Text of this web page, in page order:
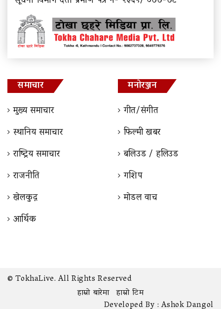
समाचार
मुख्य समाचार
स्थानिय समाचार
राष्ट्रिय समाचार
राजनीति
खेलकुद़़
आर्थिक
मनोरञ्जन
गीत/संगीत
फिल्मी खबर
बलिउड / हलिउड
गशिप
माेडल वाच
© TokhaLive. All Rights Reserved
हाम्रो बारेमा हाम्रो टिम
Developed By :Ashok Dangol